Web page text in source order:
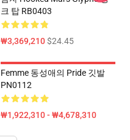
크 탑 RB0403
₩3,369,210$24.45
Femme 동성애의 Pride 깃발
PN0112
₩1,922,310 - ₩4,678,310